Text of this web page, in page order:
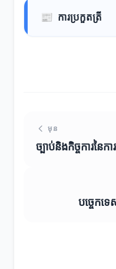
📰 ការប្រកួតត្រី
មុន
ច្បាប់និងកិច្ចការនៃក
បច្ចេកទ